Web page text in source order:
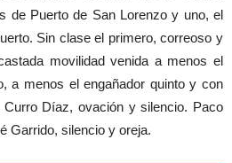
de Puerto de San Lorenzo y uno, el
Sin clase el primero, correoso y
movilidad venida a menos el
a menos el engañador quinto y con
Curro Díaz, ovación y silencio. Paco
Garrido, silencio y oreja.